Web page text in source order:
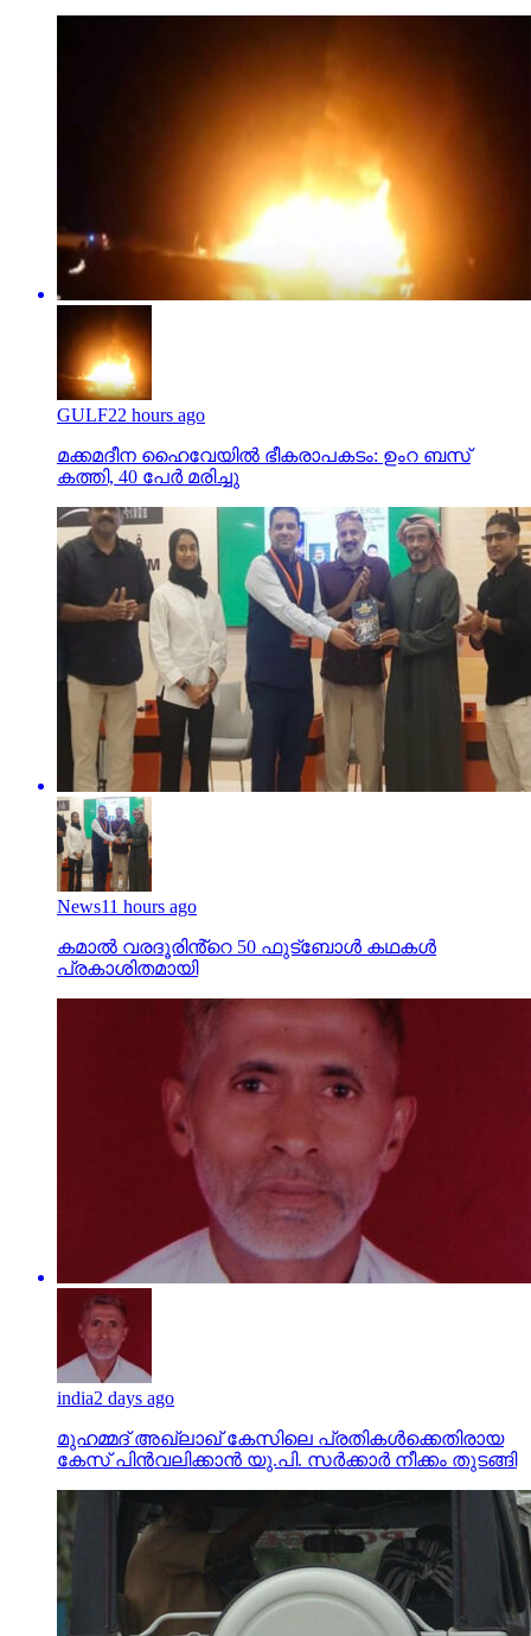
GULF22 hours ago
മക്കമദീന ഹൈവേയില്‍ ഭീകരാപകടം: ഉംറ ബസ്
കത്തി, 40 പേര്‍ മരിച്ചു
News11 hours ago
കമാൽ വരദൂരിൻ്റെ 50 ഫുട്ബോൾ കഥകൾ
പ്രകാശിതമായി
india2 days ago
മുഹമ്മദ് അഖ്‌ലാഖ് കേസിലെ പ്രതികള്‍ക്കെതിരായ
കേസ് പിന്‍വലിക്കാന്‍ യു.പി. സര്‍ക്കാര്‍ നീക്കം തുടങ്ങി